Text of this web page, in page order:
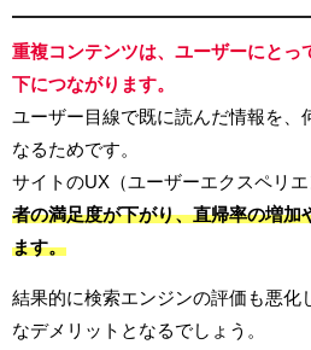
重複コンテンツは、ユーザーにとっ
下につながります。
ユーザー目線で既に読んだ情報を、
なるためです。
サイトのUX（ユーザーエクスペリエ
者の満足度が下がり、直帰率の増加
ます。
結果的に検索エンジンの評価も悪化
なデメリットとなるでしょう。